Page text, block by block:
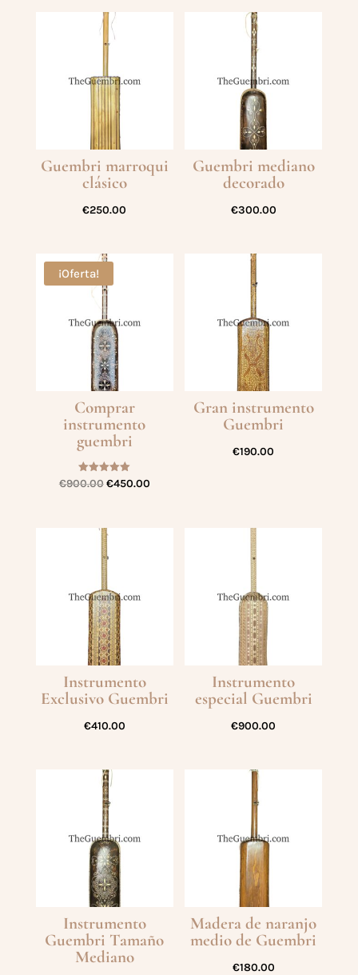
Guembri marroqui
clásico
€250.00
Guembri mediano
decorado
€300.00
¡Oferta!
Comprar
instrumento
guembri
Valorado
con
€900.00El
era:
€900.00.
€450.00El
Gran instrumento
Guembri
€190.00
Instrumento
Exclusivo Guembri
€410.00
Instrumento
especial Guembri
€900.00
Instrumento
Guembri Tamaño
Mediano
Madera de naranjo
medio de Guembri
€180.00